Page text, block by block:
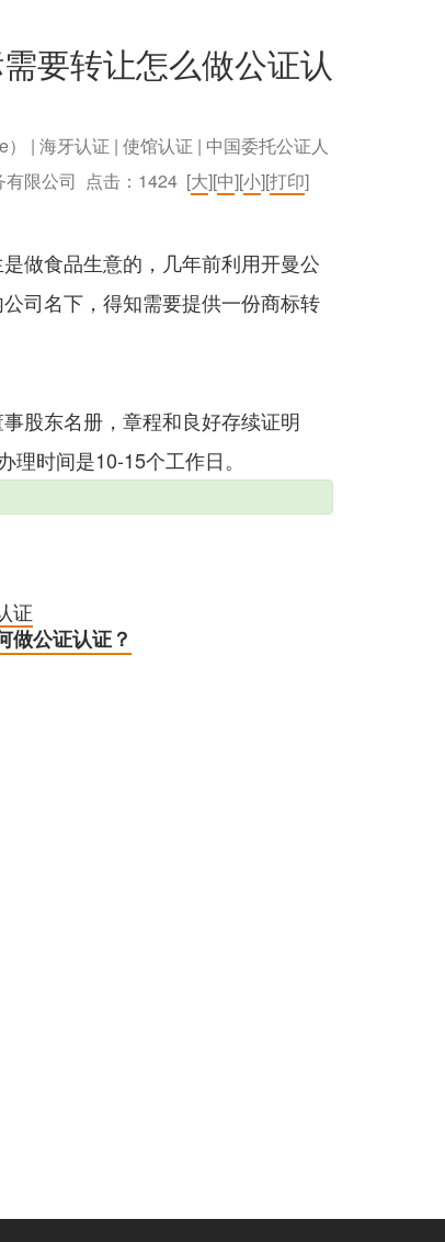
要转让怎么做公证认
| 海牙认证 | 使馆认证 | 中国委托公证人
限公司 点击： 1424 [大][中][小][打印]
做食品生意的，几年前利用开曼公
司名下，得知需要提供一份商标转
股东名册，章程和良好存续证明
理时间是10-15个工作日。
证
做公证认证？